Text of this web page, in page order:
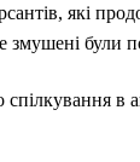
які
були
спілкування